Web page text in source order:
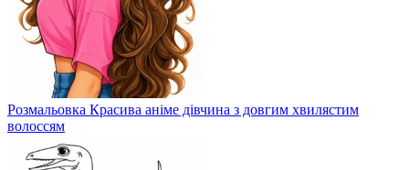
Розмальовка Красива аніме дівчина з довгим хвилястим
волоссям